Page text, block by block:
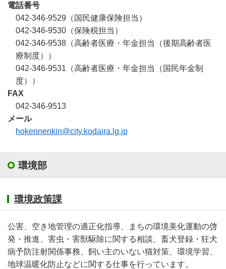
電話番号
042-346-9529（国民健康保険担当）
042-346-9530（保険税担当）
042-346-9538（高齢者医療・年金担当（後期高齢者医
療制度））
042-346-9531（高齢者医療・年金担当（国民年金制
度））
FAX
042-346-9513
メール
hokennenkin@city.kodaira.lg.jp
環境部
環境政策課
公害、空き地管理の適正化指導、まちの環境美化運動の啓
発・推進、害虫・害獣駆除に関する相談、畜犬登録・狂犬
病予防注射関係事務、飼い主のいない猫対策、環境学習、
地球温暖化防止などに関する仕事を行っています。